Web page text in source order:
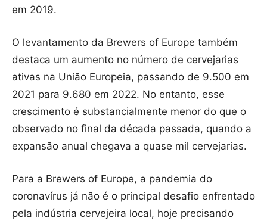
em 2019.
O levantamento da Brewers of Europe também
destaca um aumento no número de cervejarias
ativas na União Europeia, passando de 9.500 em
2021 para 9.680 em 2022. No entanto, esse
crescimento é substancialmente menor do que o
observado no final da década passada, quando a
expansão anual chegava a quase mil cervejarias.
Para a Brewers of Europe, a pandemia do
coronavírus já não é o principal desafio enfrentado
pela indústria cervejeira local, hoje precisando